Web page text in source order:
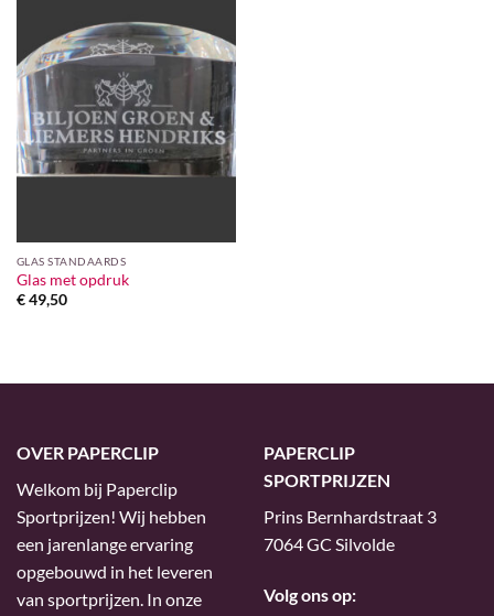
GLAS STANDAARDS
Glas met opdruk
€49,50
OVER PAPERCLIP
Welkom bij Paperclip
Sportprijzen! Wij hebben
een jarenlange ervaring
opgebouwd in het leveren
van sportprijzen. In onze
PAPERCLIP
SPORTPRIJZEN
Prins Bernhardstraat 3
7064 GC Silvolde
Volg ons op: